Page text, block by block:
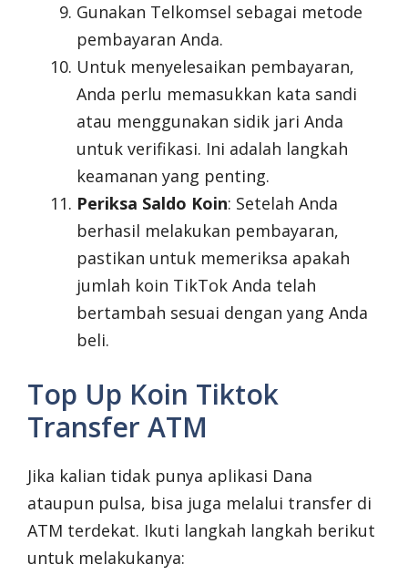
Gunakan Telkomsel sebagai metode
pembayaran Anda.
Untuk menyelesaikan pembayaran,
Anda perlu memasukkan kata sandi
atau menggunakan sidik jari Anda
untuk verifikasi. Ini adalah langkah
keamanan yang penting.
Periksa Saldo Koin: Setelah Anda
berhasil melakukan pembayaran,
pastikan untuk memeriksa apakah
jumlah koin TikTok Anda telah
bertambah sesuai dengan yang Anda
beli.
Top Up Koin Tiktok
Transfer ATM
Jika kalian tidak punya aplikasi Dana
ataupun pulsa, bisa juga melalui transfer di
ATM terdekat. Ikuti langkah langkah berikut
untuk melakukanya: